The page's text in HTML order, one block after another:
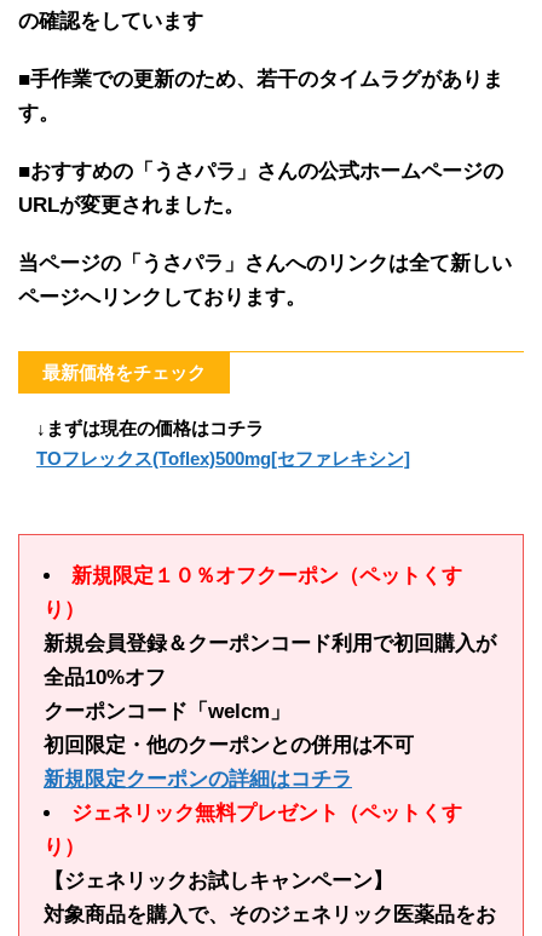
の確認を しています
■手作業での更新のため、若干のタイムラグがありま
す。
■おすすめの「うさパラ」さんの公式ホームページの
URLが変更されました。
当ページの「うさパラ」さんへのリンクは全て新しい
ページへリンクしております。
最新価格をチェック
↓まずは現在の価格はコチラ
TOフレックス(Toflex)500mg[セファレキシン]
新規限定１０％オフクーポン（ペットくす
り）
新規会員登録＆クーポンコード利用で初回購入が
全品10%オフ
クーポンコード「welcm」
初回限定・他のクーポンとの併用は不可
新規限定クーポンの詳細はコチラ
ジェネリック無料プレゼント（ペットくす
り）
【ジェネリックお試しキャンペーン】
対象商品を購入で、そのジェネリック医薬品をお